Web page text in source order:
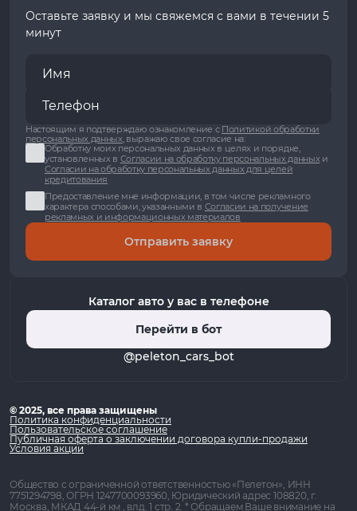
Оставьте заявку и мы свяжемся с вами в течении 5
минут
Настоящим я подтверждаю ознакомление с Политикой обработки
персональных данных, выражаю свое согласие на:
Обработку моих персональных данных в целях и порядке,
установленных в Согласии на обработку персональных данныхи
Согласии на обработку персональных данных для целей
кредитования
Предоставление мне информации, в том числе рекламного
характера способами, указанными в Согласии на получение
рекламных и информационных материалов
Отправить заявку
Каталог авто у вас в телефоне
Перейти в бот
@peleton_cars_bot
© 2025, все права защищены
Политика конфиденциальности
Пользовательское соглашение
Публичная оферта о заключении договора купли-продажи
Условия акции
Общество с ограниченной ответственностью «Пелетон», ИНН
7751294798, ОГРН 1247700093960, Юридический адрес 108820, г.
Москва, МКАД 44-й км , влд. 1 стр. 2. * Обращаем Ваше внимание на